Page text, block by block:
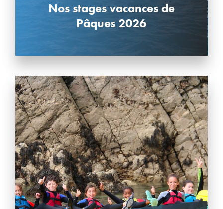
Nos stages vacances de
Pâques 2026